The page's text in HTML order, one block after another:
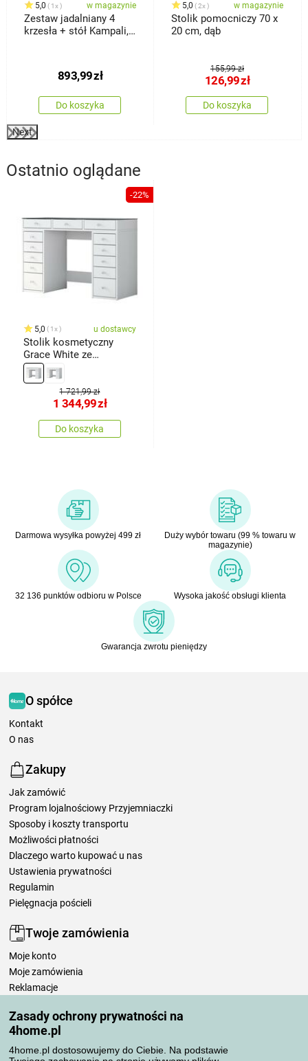
Zasady ochrony prywatności na
4home.pl
4home.pl dostosowujemy do Ciebie. Na podstawie
5,0 1x w magazynie
Zestaw jadalniany 4
krzesła + stół Kampali,
893,99zł
Do koszyka
5,0 2x w magazynie
Stolik pomocniczy 70 x
20 cm, dąb
155,99 zł
126,99zł
Do koszyka
Next
Ostatnio oglądane
-22%
5,0 1x u dostawcy
Stolik kosmetyczny
Grace White ze
szklanym blatem
1 721,99 zł
1 344,99zł
Do koszyka
Darmowa wysyłka powyżej 499 zł
Duży wybór towaru (99 % towaru w
magazynie)
32 136 punktów odbioru w Polsce Wysoka jakość obsługi klienta
Gwarancja zwrotu pieniędzy
O spółce
Kontakt
O nas
Zakupy
Jak zamówić
Program lojalnościowy Przyjemniaczki
Sposoby i koszty transportu
Możliwości płatności
Dlaczego warto kupować u nas
Ustawienia prywatności
Regulamin
Pielęgnacja pościeli
Twoje zamówienia
Moje konto
Moje zamówienia
Reklamacje
Zasady przetwarzania recenzji
Sposoby transportu